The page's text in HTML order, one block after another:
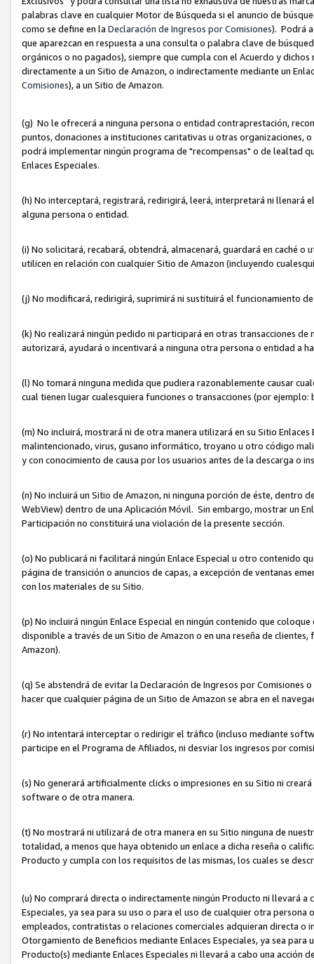
palabras clave en cualquier Motor de Búsqueda si el anuncio de
como se define en la Declaración de Ingresos por Comisiones). Podrá
que aparezcan en respuesta a una consulta o palabra clave de
orgánicos o no pagados), siempre que cumpla con el Acuerdo y
directamente a un Sitio de Amazon, o indirectamente mediante un
Comisiones), a un Sitio de Amazon.
(g) No le ofrecerá a ninguna persona o entidad contraprestación,
puntos, donaciones a instituciones caritativas u otras organizaciones,
podrá implementar ningún programa de "recompensas" o de lealtad
Enlaces Especiales.
(h) No interceptará, registrará, redirigirá, leerá, interpretará ni
alguna persona o entidad.
(i) No solicitará, recabará, obtendrá, almacenará, guardará en caché
utilicen en relación con cualquier Sitio de Amazon (incluyendo
(j) No modificará, redirigirá, suprimirá ni sustituirá el funcionamiento
(k) No realizará ningún pedido ni participará en otras transacciones
autorizará, ayudará o incentivará a ninguna otra persona o entidad a
(l) No tomará ninguna medida que pudiera razonablemente causar
cual tienen lugar cualesquiera funciones o transacciones (por
(m) No incluirá, mostrará ni de otra manera utilizará en su Sitio
malintencionado, virus, gusano informático, troyano u otro código
y con conocimiento de causa por los usuarios antes de la descarga
(n) No incluirá un Sitio de Amazon, ni ninguna porción de éste,
WebView) dentro de una Aplicación Móvil. Sin embargo, mostrar un
Participación no constituirá una violación de la presente sección.
(o) No publicará ni facilitará ningún Enlace Especial u otro contenido
página de transición o anuncios de capas, a excepción de ventanas
con los materiales de su Sitio.
(p) No incluirá ningún Enlace Especial en ningún contenido que
disponible a través de un Sitio de Amazon o en una reseña de
Amazon).
(q) Se abstendrá de evitar la Declaración de Ingresos por
hacer que cualquier página de un Sitio de Amazon se abra en el
(r) No intentará interceptar o redirigir el tráfico (incluso mediante
participe en el Programa de Afiliados, ni desviar los ingresos por
(s) No generará artificialmente clicks o impresiones en su Sitio ni
software o de otra manera.
(t) No mostrará ni utilizará de otra manera en su Sitio ninguna de
totalidad, a menos que haya obtenido un enlace a dicha reseña o
Producto y cumpla con los requisitos de las mismas, los cuales se
(u) No comprará directa o indirectamente ningún Producto ni llevará a
Especiales, ya sea para su uso o para el uso de cualquier otra
empleados, contratistas o relaciones comerciales adquieran directa o
Otorgamiento de Beneficios mediante Enlaces Especiales, ya sea
Producto(s) mediante Enlaces Especiales ni llevará a cabo una